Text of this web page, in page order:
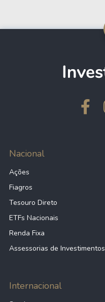
Nacional
Ações
Fiagros
Tesouro Direto
ETFs Nacionais
Renda Fixa
Assessorias de Investimentos
Internacional